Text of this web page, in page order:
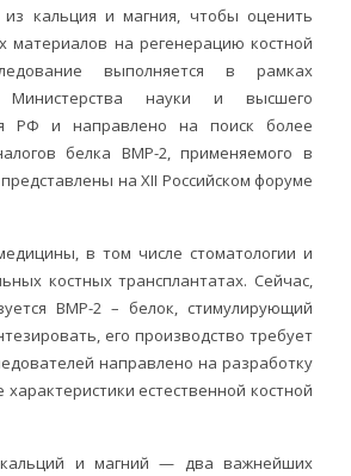
из кальция и магния, чтобы оценить
материалов на регенерацию костной
выполняется в рамках
Министерства науки и высшего
РФ и направлено на поиск более
белка BMP-2, применяемого в
на XII Российском форуме
в том числе стоматологии и
костных трансплантатах. Сейчас,
BMP-2 – белок, стимулирующий
его производство требует
направлено на разработку
естественной костной
и магний — два важнейших